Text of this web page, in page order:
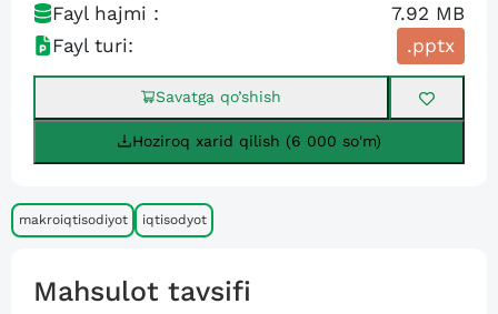
Fayl hajmi :
7.92 MB
Fayl turi:
.pptx
Savatga qo’shish
Hoziroq xarid qilish (6 000 so'm)
makroiqtisodiyot iqtisodyot
Mahsulot tavsifi